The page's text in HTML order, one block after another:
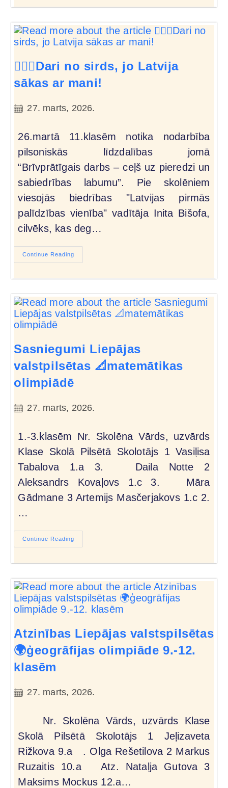
🙋🏻‍♂️Dari no sirds, jo Latvija
sākas ar mani!
27. marts, 2026.
26.martā 11.klasēm notika nodarbība
pilsoniskās līdzdalības jomā
“Brīvprātīgais darbs – ceļš uz pieredzi un
sabiedrības labumu”. Pie skolēniem
viesojās biedrības "Latvijas pirmās
palīdzības vienība" vadītāja Inita Bišofa,
cilvēks, kas deg…
Continue Reading
Sasniegumi Liepājas
valstpilsētas 📐matemātikas
olimpiādē
27. marts, 2026.
1.-3.klasēm Nr. Skolēna Vārds, uzvārds
Klase Skolā Pilsētā Skolotājs 1 Vasiļisa
Tabalova 1.a 3. Daila Notte 2
Aleksandrs Kovaļovs 1.c 3. Māra
Gādmane 3 Artemijs Masčerjakovs 1.c 2.
…
Continue Reading
Atzinības Liepājas valstspilsētas
🌍ģeogrāfijas olimpiāde 9.-12.
klasēm
27. marts, 2026.
Nr. Skolēna Vārds, uzvārds Klase
Skolā Pilsētā Skolotājs 1 Jeļizaveta
Rižkova 9.a . Olga Rešetilova 2 Markus
Ruzaitis 10.a Atz. Nataļja Gutova 3
Maksims Mockus 12.a…